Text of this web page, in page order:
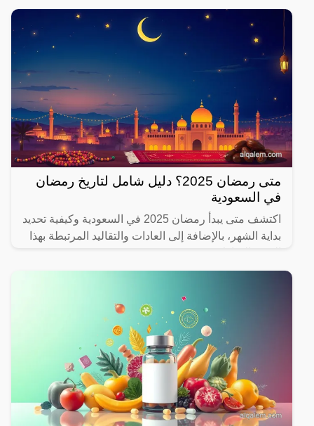
متى رمضان 2025؟ دليل شامل لتاريخ رمضان
في السعودية
اكتشف متى يبدأ رمضان 2025 في السعودية وكيفية تحديد
بداية الشهر، بالإضافة إلى العادات والتقاليد المرتبطة بهذا